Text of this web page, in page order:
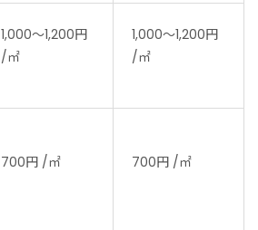
1,000～1,200円
/㎡
1,000～1,200円
/㎡
700円 /㎡ 700円 /㎡